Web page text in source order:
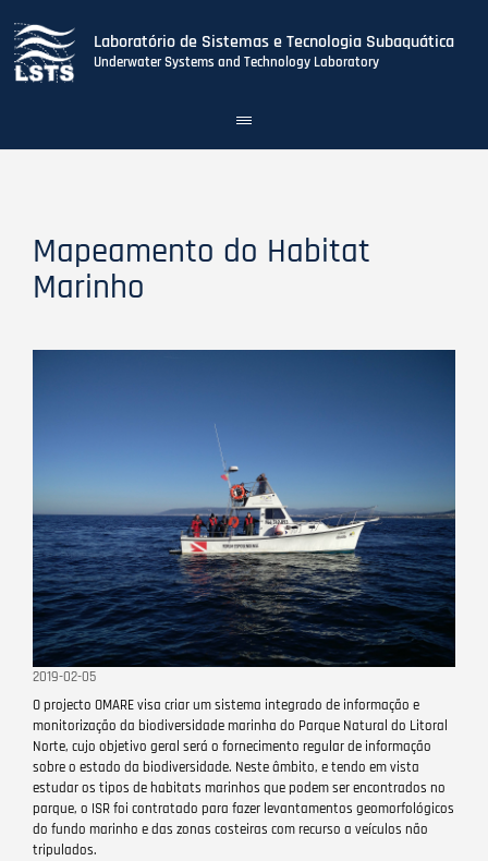
Laboratório de Sistemas e Tecnologia Subaquática
Underwater Systems and Technology Laboratory
Toggle
navigation
Mapeamento do Habitat
Marinho
2019-02-05
O projecto OMARE visa criar um sistema integrado de informação e
monitorização da biodiversidade marinha do Parque Natural do Litoral
Norte, cujo objetivo geral será o fornecimento regular de informação
sobre o estado da biodiversidade. Neste âmbito, e tendo em vista
estudar os tipos de habitats marinhos que podem ser encontrados no
parque, o ISR foi contratado para fazer levantamentos geomorfológicos
do fundo marinho e das zonas costeiras com recurso a veículos não
tripulados.